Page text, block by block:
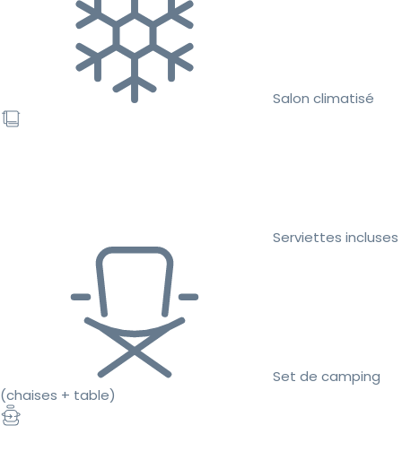
Salon climatisé
Serviettes incluses
Set de camping
(chaises + table)